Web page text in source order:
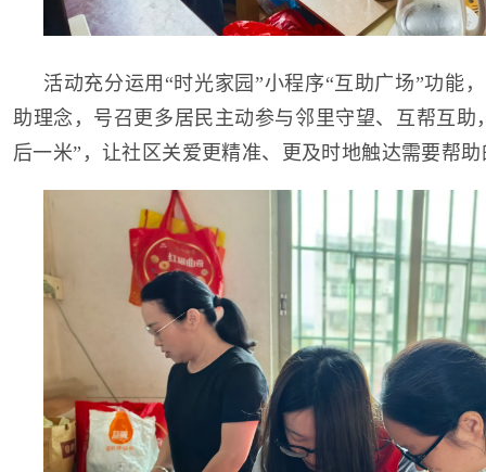
活动充分运用“时光家园”小程序“互助广场”功能
助理念，号召更多居民主动参与邻里守望、互帮互助
后一米”，让社区关爱更精准、更及时地触达需要帮